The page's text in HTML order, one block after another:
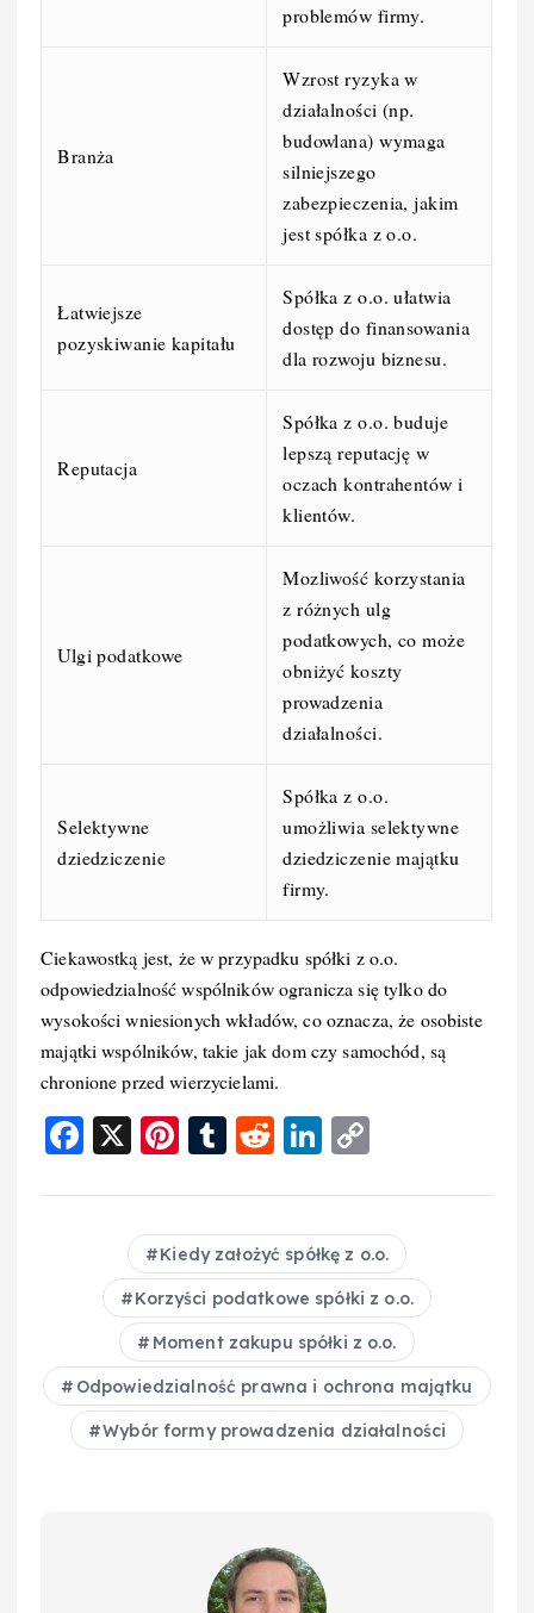
problemów firmy.
Branża
Wzrost ryzyka w
działalności (np.
budowlana) wymaga
silniejszego
zabezpieczenia, jakim
jest spółka z o.o.
Łatwiejsze
pozyskiwanie kapitału
Spółka z o.o. ułatwia
dostęp do finansowania
dla rozwoju biznesu.
Reputacja
Spółka z o.o. buduje
lepszą reputację w
oczach kontrahentów i
klientów.
Ulgi podatkowe
Mozliwość korzystania
z różnych ulg
podatkowych, co może
obniżyć koszty
prowadzenia
działalności.
Selektywne
dziedziczenie
Spółka z o.o.
umożliwia selektywne
dziedziczenie majątku
firmy.
Ciekawostką jest, że w przypadku spółki z o.o.
odpowiedzialność wspólników ogranicza się tylko do
wysokości wniesionych wkładów, co oznacza, że osobiste
majątki wspólników, takie jak dom czy samochód, są
chronione przed wierzycielami.
F
c
b
o
k
X
Pi
er
e
st
T
m
bl
r
R
d
di
t
Li
k
e
d
I
n
p
y
Li
n
k
Kiedy założyć spółkę z o.o.
Korzyści podatkowe spółki z o.o.
Moment zakupu spółki z o.o.
Odpowiedzialność prawna i ochrona majątku
Wybór formy prowadzenia działalności